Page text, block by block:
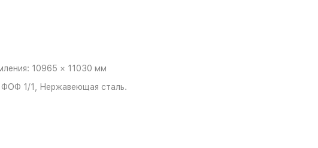
10965 × 11030 мм
1/1, Нержавеющая сталь.